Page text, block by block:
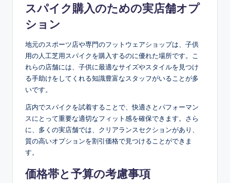
スパイク購入のための実店舗オプ
ション
地元のスポーツ店や専門のフットウェアショップは、子供
用の人工芝用スパイクを購入するのに優れた場所です。こ
れらの店舗には、子供に最適なサイズやスタイルを見つけ
る手助けをしてくれる知識豊富なスタッフがいることが多
いです。
店内でスパイクを試着することで、快適さとパフォーマン
スにとって重要な適切なフィット感を確保できます。さら
に、多くの実店舗では、クリアランスセクションがあり、
質の高いオプションを割引価格で見つけることができま
す。
価格帯と予算の考慮事項